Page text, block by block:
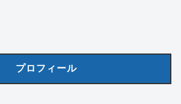
プロフィール